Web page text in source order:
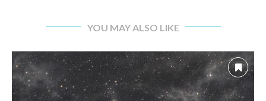
YOU MAY ALSO LIKE